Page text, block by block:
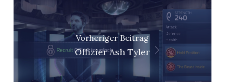
Vorheriger Beitrag
Offizier Ash Tyler